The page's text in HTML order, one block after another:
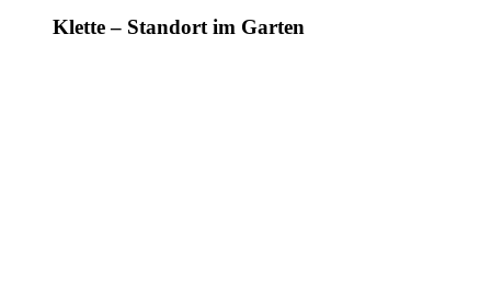
Klette – Standort im Garten